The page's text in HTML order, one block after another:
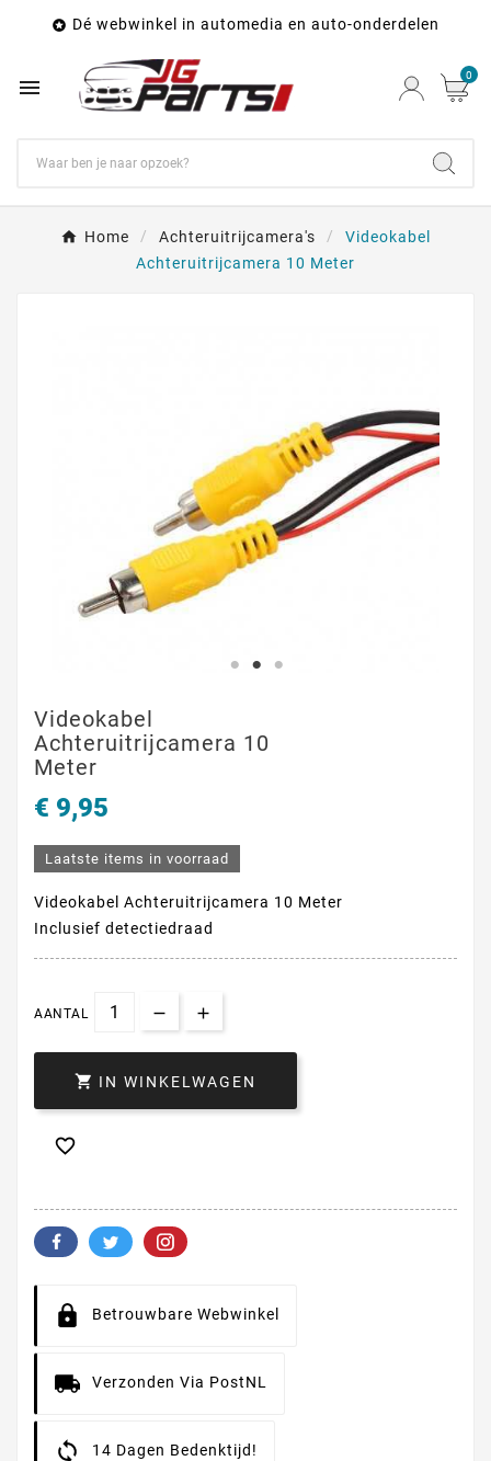
 Dé webwinkel in automedia en auto-onderdelen
 0
Home Achteruitrijcamera's
Videokabel
Achteruitrijcamera 10 Meter
Videokabel
Achteruitrijcamera 10
Meter
€ 9,95
Laatste items in voorraad
Videokabel Achteruitrijcamera 10 Meter
Inclusief detectiedraad
AANTAL
 IN WINKELWAGEN

Betrouwbare Webwinkel
Verzonden Via PostNL
14 Dagen Bedenktijd!